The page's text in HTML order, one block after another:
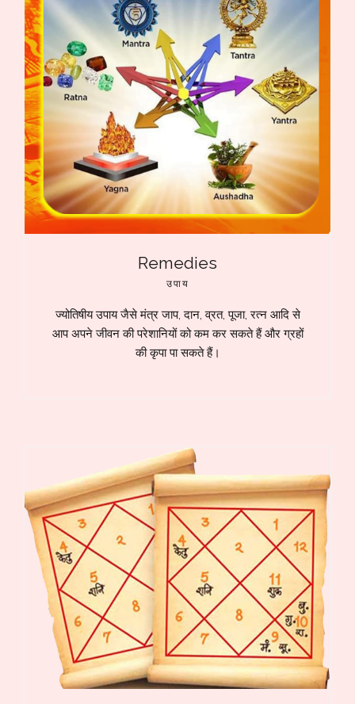
Remedies
उपाय
ज्योतिषीय उपाय जैसे मंत्र जाप, दान, व्रत, पूजा, रत्न आदि से
आप अपने जीवन की परेशानियों को कम कर सकते हैं और ग्रहों
की कृपा पा सकते हैं।